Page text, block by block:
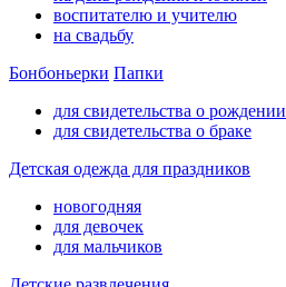
воспитателю и учителю
на свадьбу
Бонбоньерки Папки
для свидетельства о рождении
для свидетельства о браке
Детская одежда для праздников
новогодняя
для девочек
для мальчиков